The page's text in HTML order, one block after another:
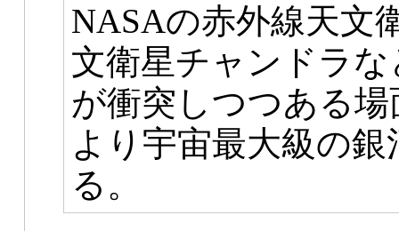
NASAの赤外線天文
文衛星チャンドラ
が衝突しつつある
より宇宙最大級の
る。